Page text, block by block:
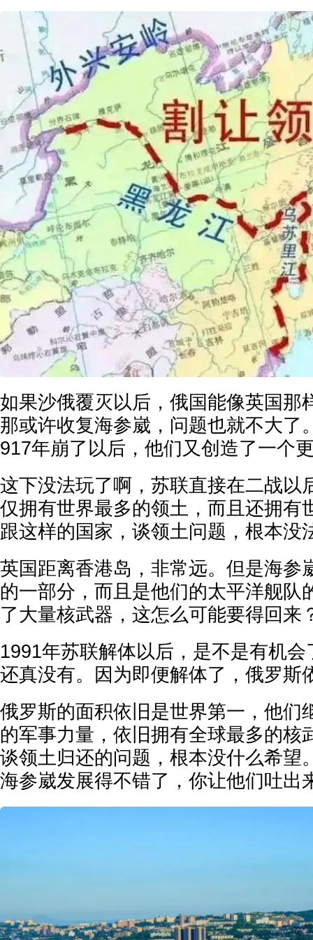
如果沙俄覆灭以后，俄国能像英国那
那或许收复海参崴，问题也就不大了
917年崩了以后，他们又创造了一个
这下没法玩了啊，苏联直接在二战以
仅拥有世界最多的领土，而且还拥有
跟这样的国家，谈领土问题，根本没
英国距离香港岛，非常远。但是海参
的一部分，而且是他们的太平洋舰队
了大量核武器，这怎么可能要得回来
1991年苏联解体以后，是不是有机
还真没有。因为即便解体了，俄罗斯
俄罗斯的面积依旧是世界第一，他们
的军事力量，依旧拥有全球最多的核
谈领土归还的问题，根本没什么希望
海参崴发展得不错了，你让他们吐出